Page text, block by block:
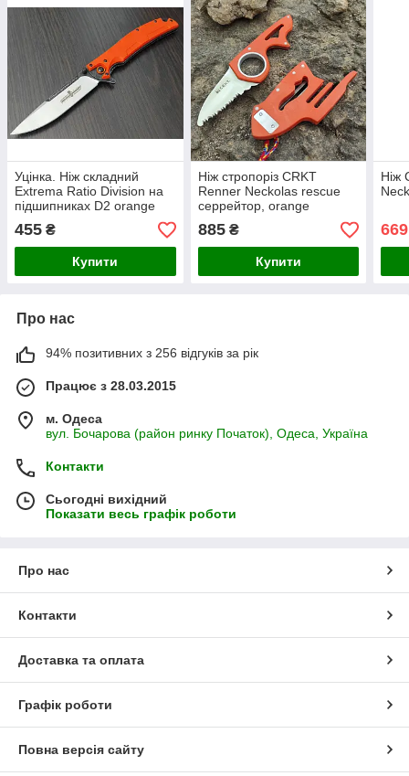
Уцінка. Ніж складний
Extrema Ratio Division на
підшипниках D2 orange
455 ₴
Купити
Ніж стропоріз CRKT
Renner Neckolas rescue
серрейтор, orange
(рятувальника\пожежника\мчс)
885₴
Купити
Ніж
669
Про нас
94% позитивних з 256 відгуків за рік
Працює з 28.03.2015
м. Одеса
вул. Бочарова (район ринку Початок), Одеса, Україна
Контакти
Сьогодні вихідний
Показати весь графік роботи
Про нас
Контакти
Доставка та оплата
Графік роботи
Повна версія сайту